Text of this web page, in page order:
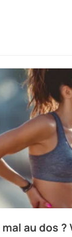
mal au dos